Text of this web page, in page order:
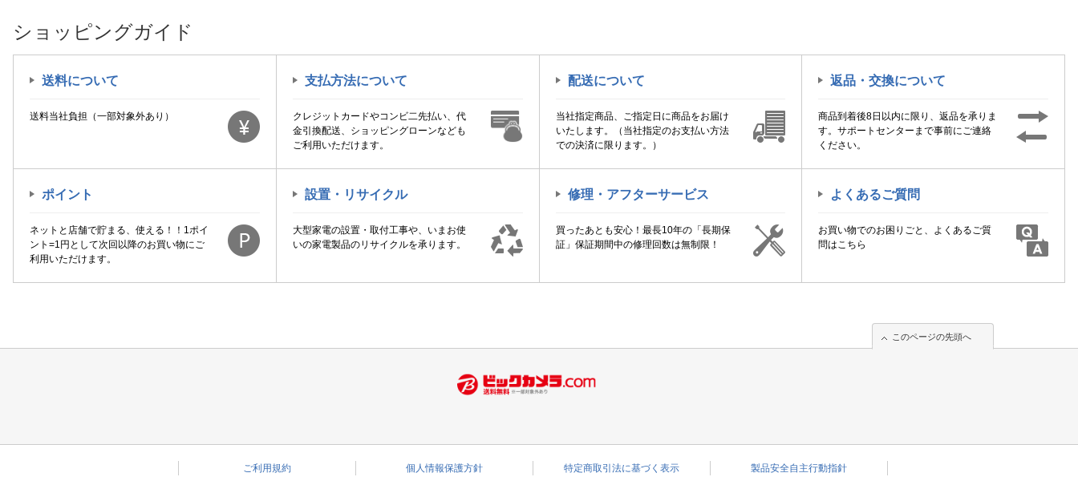
ショッピングガイド
送料について
送料当社負担（一部対象外あり）
支払方法について
クレジットカードやコンビ二先払い、代
金引換配送、ショッピングローンなども
ご利用いただけます。
配送について
当社指定商品、ご指定日に商品をお届け
いたします。（当社指定のお支払い方法
での決済に限ります。）
返品・交換について
商品到着後8日以内に限り、返品を承りま
す。サポートセンターまで事前にご連絡
ください。
ポイント
ネットと店舗で貯まる、使える！！1ポイ
ント=1円として次回以降のお買い物にご
利用いただけます。
設置・リサイクル
大型家電の設置・取付工事や、いまお使
いの家電製品のリサイクルを承ります。
修理・アフターサービス
買ったあとも安心！最長10年の「長期保
証」保証期間中の修理回数は無制限！
よくあるご質問
お買い物でのお困りごと、よくあるご質
問はこちら
このページの先頭へ
このページの先頭へ
ご利用規約 個人情報保護方針 特定商取引法に基づく表示 製品安全自主行動指針